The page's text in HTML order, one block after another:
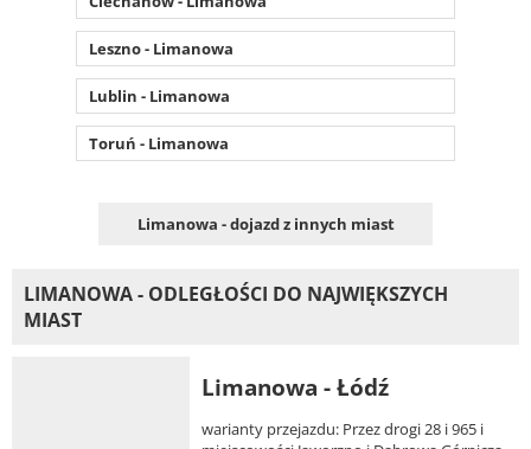
Leszno - Limanowa
Lublin - Limanowa
Toruń - Limanowa
Limanowa - dojazd z innych miast
LIMANOWA - ODLEGŁOŚCI DO NAJWIĘKSZYCH
MIAST
Limanowa - Łódź
warianty przejazdu: Przez drogi 28 i 965 i